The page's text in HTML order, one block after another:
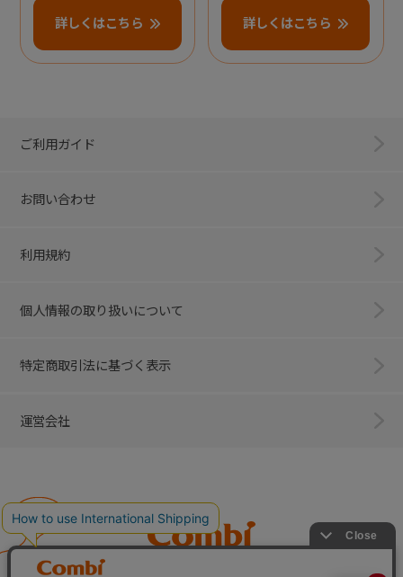
詳しくはこちら 詳しくはこちら
ご利用ガイド
お問い合わせ
利用規約
個人情報の取り扱いについて
特定商取引法に基づく表示
運営会社